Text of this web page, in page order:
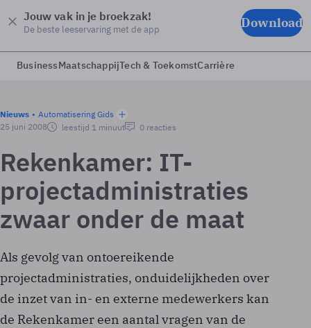
Jouw vak in je broekzak!
De beste leeservaring met de app Download
BusinessMaatschappijTech & ToekomstCarrière
Nieuws
Automatisering Gids
25 juni 2008
leestijd 1 minuut 0 reacties
Rekenkamer: IT-
projectadministraties
zwaar onder de maat
Als gevolg van ontoereikende
projectadministraties, onduidelijkheden over
de inzet van in- en externe medewerkers kan
de Rekenkamer een aantal vragen van de